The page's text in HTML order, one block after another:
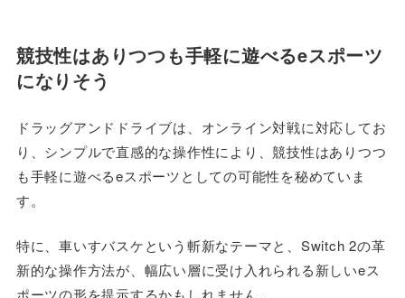
競技性はありつつも手軽に遊べるeスポーツ
になりそう
ドラッグアンドドライブは、オンライン対戦に対応してお
り、シンプルで直感的な操作性により、競技性はありつつ
も手軽に遊べるeスポーツとしての可能性を秘めていま
す。
特に、車いすバスケという斬新なテーマと、Switch 2の革
新的な操作方法が、幅広い層に受け入れられる新しいeス
ポーツの形を提示するかもしれません。